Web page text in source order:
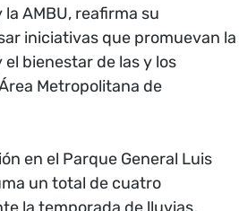
AMBU, reafirma su
iniciativas que promuevan la
bienestar de las y los
Metropolitana de
en el Parque General Luis
un total de cuatro